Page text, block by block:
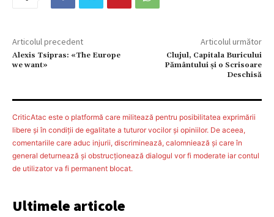
Articolul precedent
Alexis Tsipras: «The Europe
we want»
Articolul următor
Clujul, Capitala Buricului
Pământului și o Scrisoare
Deschisă
CriticAtac este o platformă care militează pentru posibilitatea exprimării
libere şi în condiţii de egalitate a tuturor vocilor şi opiniilor. De aceea,
comentariile care aduc injurii, discriminează, calomniează şi care în
general deturnează şi obstrucţionează dialogul vor fi moderate iar contul
de utilizator va fi permanent blocat.
Ultimele articole